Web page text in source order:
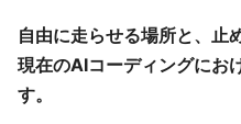
自由に走らせる場所と、止
現在のAIコーディングにお
す。